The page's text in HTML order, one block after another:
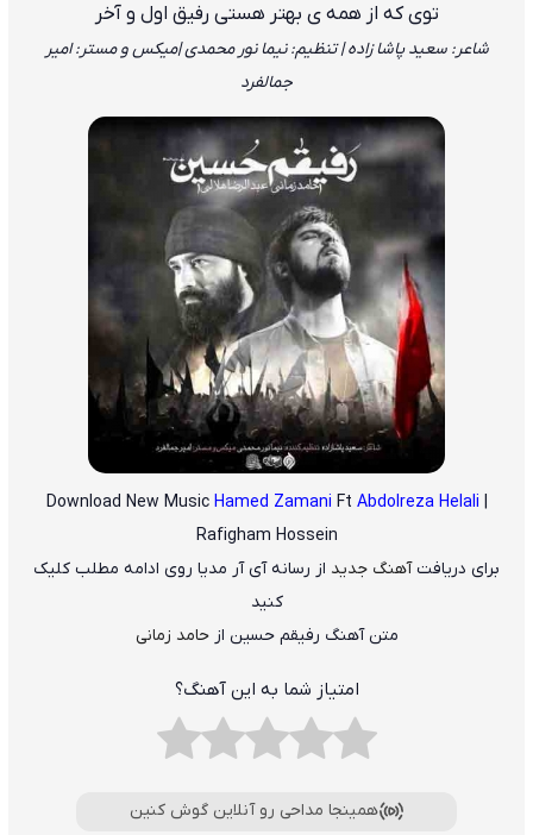
توی که از همه ی بهتر هستی رفیق اول و آخر
شاعر: سعید پاشا زاده | تنظیم: نیما نور محمدی |میکس و مستر: امیر
جمالفرد
Download New Music Hamed Zamani Ft Abdolreza Helali |
Rafigham Hossein
برای دریافتآهنگ جدید از رسانه آی آر مدیا روی ادامه مطلب کلیک
کنید
متن آهنگ رفیقم حسین ازحامد زمانی
امتیاز شما به این آهنگ؟
همینجا مداحی رو آنلاین گوش کنین